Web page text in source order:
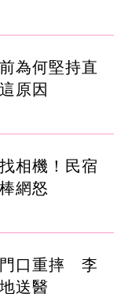
為何堅持直
原因
相機！民宿
網怒
口重摔 李
送醫